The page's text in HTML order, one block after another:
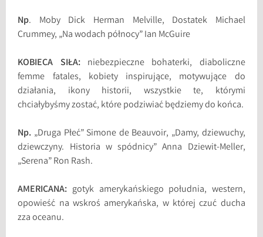
Np. Moby Dick Herman Melville, Dostatek Michael
Crummey, „Na wodach północy” Ian McGuire
KOBIECA SIŁA:niebezpieczne bohaterki, diaboliczne
femme fatales, kobiety inspirujące, motywujące do
działania, ikony historii, wszystkie te, którymi
chciałybyśmy zostać, które podziwiać będziemy do końca.
Np. „Druga Płeć” Simone de Beauvoir, „Damy, dziewuchy,
dziewczyny. Historia w spódnicy” Anna Dziewit-Meller,
„Serena” Ron Rash.
AMERICANA: gotyk amerykańskiego południa, western,
opowieść na wskroś amerykańska, w której czuć ducha
zza oceanu.